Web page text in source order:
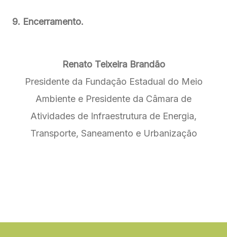
9. Encerramento.
Renato Teixeira Brandão
Presidente da Fundação Estadual do Meio
Ambiente e Presidente da Câmara de
Atividades de Infraestrutura de Energia,
Transporte, Saneamento e Urbanização